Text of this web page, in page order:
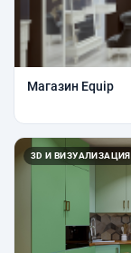
Магазин Equip
3D И ВИЗУАЛИЗАЦИЯ